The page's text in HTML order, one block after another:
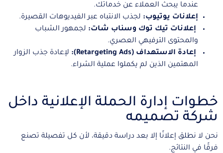
عندما يبحث العملاء عن خدماتك.
إعلانات يوتيوب: لجذب الانتباه عبر الفيديوهات القصيرة.
إعلانات تيك توك وسناب شات: لجمهور الشباب
والمحتوى الترفيهي العصري.
إعادة الاستهداف (Retargeting Ads):
لإعادة جذب الزوار
المهتمين الذين لم يكملوا عملية الشراء.
خطوات إدارة الحملة الإعلانية داخل
شركة تصميمه
نحن لا نطلق إعلانًا إلا بعد دراسة دقيقة، لأن كل تفصيلة تصنع
فرقًا في النتائج.